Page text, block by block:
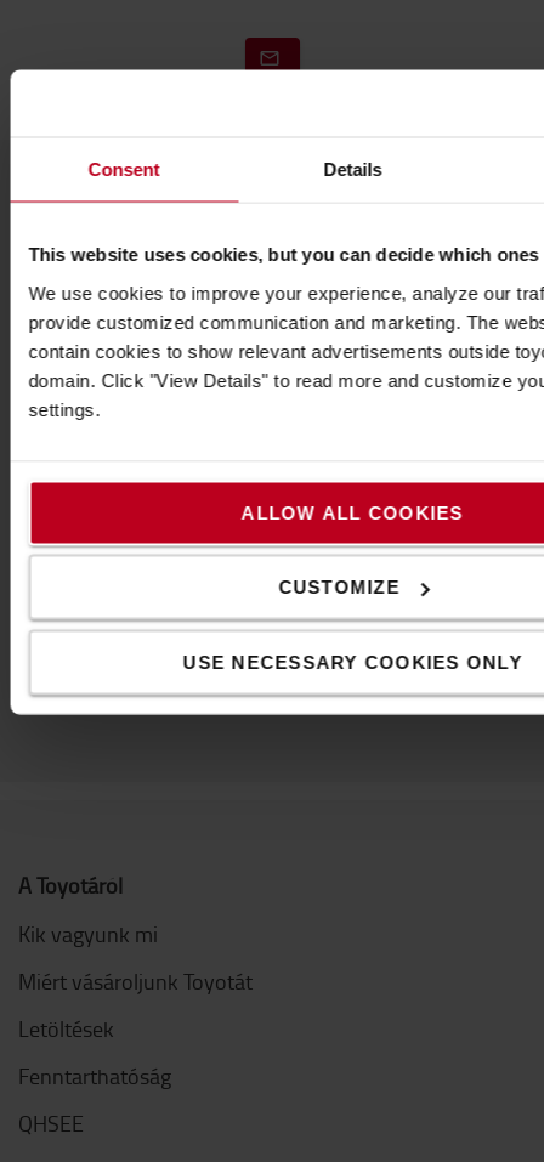
Consent Details
This website uses cookies, but you can decide which ones
We use cookies to improve your experience, analyze our
provide customized communication and marketing. The
contain cookies to show relevant advertisements outside
domain. Click "View Details" to read more and customize
settings.
ALLOW ALL COOKIES
CUSTOMIZE
USE NECESSARY COOKIES ONLY
Nehezen igazodik el a világítási
Különböző funkciókkal, színekkel és
fényerősséggel rendelkező világítótestek széles
választéka áll rendelkezésre tartós kivitelben,
TEKINTSE MEG VILÁGÍTÁS ÚTMUTATÓNKAT
A Toyotáról
Kik vagyunk mi
Miért vásároljunk Toyotát
Letöltések
Fenntarthatóság
QHSEE